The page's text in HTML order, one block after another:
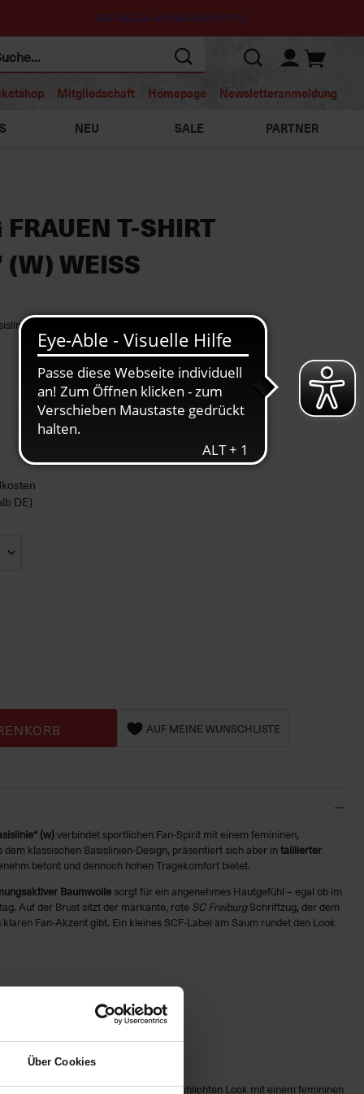
Über Cookies
DIE NEUEN AUFWÄRM SHIRTS
Mitgliedschaft Homepage Newsletteranmeldung
NEU SALE PARTNER
FRAUEN T-SHIRT
WEISS
DE)
AUF MEINE WUNSCHLISTE
(w)verbindet sportlichen Fan‑Spirit mit einem femininen,
klassischen Basislinien‑Design, präsentiert sich aber intaillierter
betont und dennoch hohen Tragekomfort bietet.
Baumwollesorgt für ein angenehmes Hautgefühl – egal ob im
Auf der Brust sitzt der markante, rote SC FreiburgSchriftzug, der dem
Fan‑Akzent gibt. Ein kleines SCF‑Label am Saum rundet den Look
SC Freiburg Brustlogo
alle SCF‑Fans, die einen sportlichen, schlichten Look mit einem femininen